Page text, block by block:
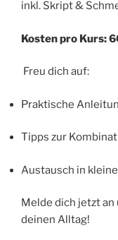
inkl. Skript &
Kosten pro Kurs:
Freu dich auf:
Praktische
Tipps zur
Austausch in
Melde dich jetzt
deinen Alltag!